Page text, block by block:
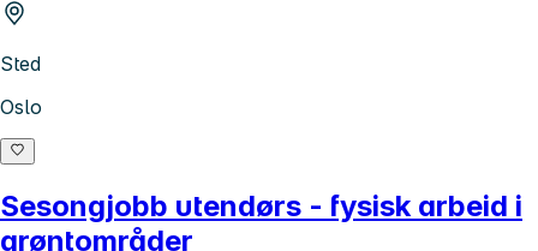
Sted
Oslo
Sesongjobb utendørs - fysisk arbeid i
grøntområder